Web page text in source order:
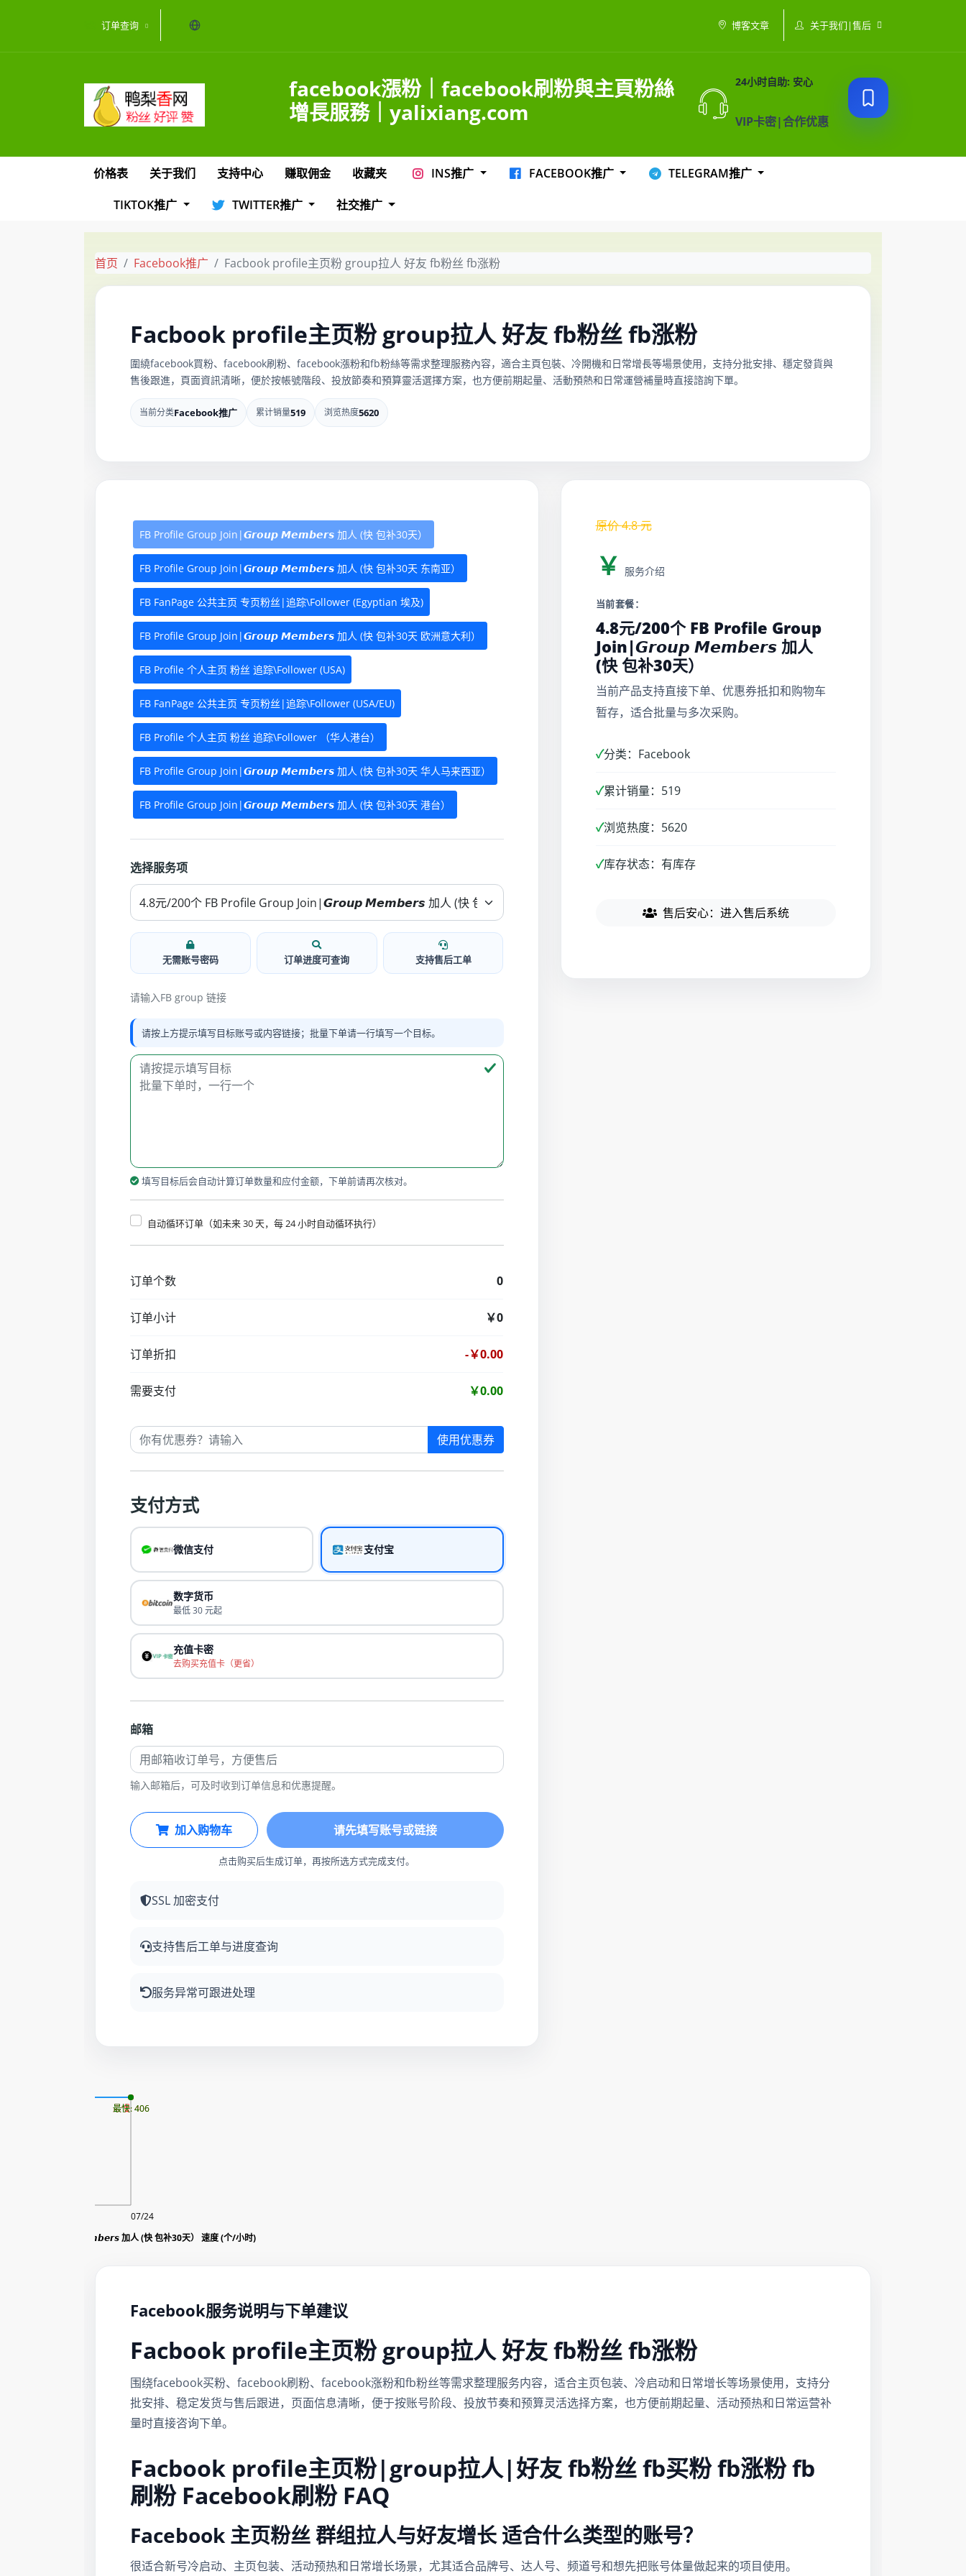
订单查询 当前语言：中文 博客文章 关于我们|售后
facebook漲粉｜facebook刷粉與主頁粉絲
增長服務｜yalixiang.com
24小时自助: 安心
VIP卡密|合作优惠
价格表 关于我们 支持中心 赚取佣金 收藏夹 INS推广 FACEBOOK推广
TELEGRAM推广
TIKTOK推广
TWITTER推广 社交推广
首页 Facebook推广 Facbook profile主页粉 group拉人 好友 fb粉丝 fb涨粉
Facbook profile主页粉 group拉人 好友 fb粉丝 fb涨粉
圍繞facebook買粉、facebook刷粉、facebook漲粉和fb粉絲等需求整理服務內容，適合主頁包裝、冷開機和日常增長等場景使用，支持分批安排、穩定發貨與
售後跟進，頁面資訊清晰，便於按帳號階段、投放節奏和預算靈活選擇方案，也方便前期起量、活動預熱和日常運營補量時直接諮詢下單。
当前分类Facebook推广 累计销量519 浏览热度5620
FB Profile Group Join|𝙂𝙧𝙤𝙪𝙥 𝙈𝙚𝙢𝙗𝙚𝙧𝙨 加人 (快 包补30天）
FB Profile Group Join|𝙂𝙧𝙤𝙪𝙥 𝙈𝙚𝙢𝙗𝙚𝙧𝙨 加人 (快 包补30天 东南亚）
FB FanPage 公共主页 专页粉丝|追踪\Follower (Egyptian 埃及)
FB Profile Group Join|𝙂𝙧𝙤𝙪𝙥 𝙈𝙚𝙢𝙗𝙚𝙧𝙨 加人 (快 包补30天 欧洲意大利）
FB Profile 个人主页 粉丝 追踪\Follower (USA)
FB FanPage 公共主页 专页粉丝|追踪\Follower (USA/EU)
FB Profile 个人主页 粉丝 追踪\Follower （华人港台）
FB Profile Group Join|𝙂𝙧𝙤𝙪𝙥 𝙈𝙚𝙢𝙗𝙚𝙧𝙨 加人 (快 包补30天 华人马来西亚）
FB Profile Group Join|𝙂𝙧𝙤𝙪𝙥 𝙈𝙚𝙢𝙗𝙚𝙧𝙨 加人 (快 包补30天 港台）
选择服务项
无需账号密码 订单进度可查询 支持售后工单
请输入FB group 链接
请按上方提示填写目标账号或内容链接；批量下单请一行填写一个目标。
填写目标后会自动计算订单数量和应付金额，下单前请再次核对。
自动循环订单（如未来 30 天，每 24 小时自动循环执行）
订单个数 0
订单小计 ￥0
订单折扣 -￥0.00
需要支付 ￥0.00
使用优惠券
支付方式
微信支付 支付宝
数字货币
最低 30 元起
充值卡密
去购买充值卡（更省）
邮箱
输入邮箱后，可及时收到订单信息和优惠提醒。
加入购物车 请先填写账号或链接
点击购买后生成订单，再按所选方式完成支付。
SSL 加密支付
支持售后工单与进度查询
服务异常可跟进处理
FB Profile Group Join|𝙂𝙧𝙤𝙪𝙥 𝙈𝙚𝙢𝙗𝙚𝙧𝙨 加人 (快 包补30天） 速度 (个/小时)
07/24
最慢: 406
最快: 406
原价4.8元
￥ 服务介绍
当前套餐：
4.8元/200个 FB Profile Group
Join|𝙂𝙧𝙤𝙪𝙥 𝙈𝙚𝙢𝙗𝙚𝙧𝙨 加人
(快 包补30天）
当前产品支持直接下单、优惠券抵扣和购物车
暂存，适合批量与多次采购。
✓分类：Facebook
✓累计销量：519
✓浏览热度：5620
✓库存状态：有库存
售后安心：进入售后系统
Facebook服务说明与下单建议
Facbook profile主页粉 group拉人 好友 fb粉丝 fb涨粉
围绕facebook买粉、facebook刷粉、facebook涨粉和fb粉丝等需求整理服务内容，适合主页包装、冷启动和日常增长等场景使用，支持分
批安排、稳定发货与售后跟进，页面信息清晰，便于按账号阶段、投放节奏和预算灵活选择方案，也方便前期起量、活动预热和日常运营补
量时直接咨询下单。
Facbook profile主页粉|group拉人|好友 fb粉丝 fb买粉 fb涨粉 fb
刷粉 Facebook刷粉 FAQ
Facebook 主页粉丝 群组拉人与好友增长 适合什么类型的账号？
很适合新号冷启动、主页包装、活动预热和日常增长场景，尤其适合品牌号、达人号、频道号和想先把账号体量做起来的项目使用。